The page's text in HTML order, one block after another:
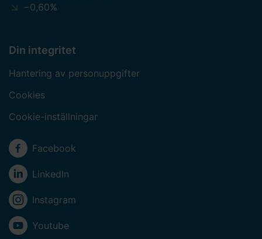
−0,60%
Din integritet
Hantering av personuppgifter
Cookies
Cookie-inställningar
Sociala medier
Facebook
LinkedIn
Instagram
Youtube